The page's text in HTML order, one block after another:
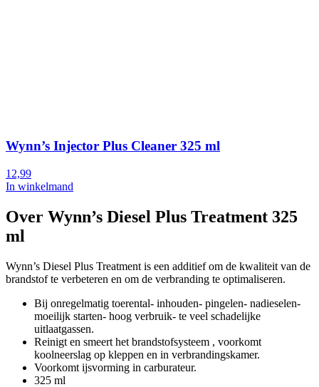
Wynn’s Injector Plus Cleaner 325 ml
12,99
In winkelmand
Over Wynn’s Diesel Plus Treatment 325
ml
Wynn’s Diesel Plus Treatment is een additief om de kwaliteit van de
brandstof te verbeteren en om de verbranding te optimaliseren.
Bij onregelmatig toerental- inhouden- pingelen- nadieselen-
moeilijk starten- hoog verbruik- te veel schadelijke
uitlaatgassen.
Reinigt en smeert het brandstofsysteem , voorkomt
koolneerslag op kleppen en in verbrandingskamer.
Voorkomt ijsvorming in carburateur.
325 ml